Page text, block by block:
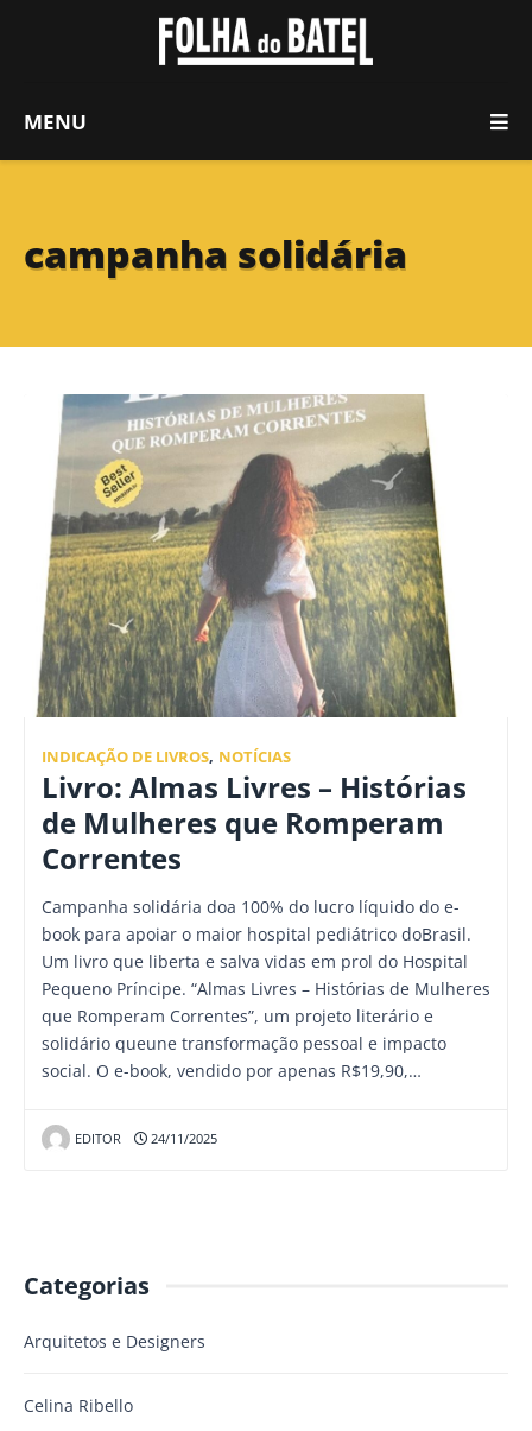
MENU
campanha solidária
INDICAÇÃO DE LIVROS, NOTÍCIAS
Livro: Almas Livres – Histórias
de Mulheres que Romperam
Correntes
Campanha solidária doa 100% do lucro líquido do e-
book para apoiar o maior hospital pediátrico doBrasil.
Um livro que liberta e salva vidas em prol do Hospital
Pequeno Príncipe. “Almas Livres – Histórias de Mulheres
que Romperam Correntes”, um projeto literário e
solidário queune transformação pessoal e impacto
social. O e-book, vendido por apenas R$19,90,…
EDITOR 24/11/2025
Categorias
Arquitetos e Designers
Celina Ribello